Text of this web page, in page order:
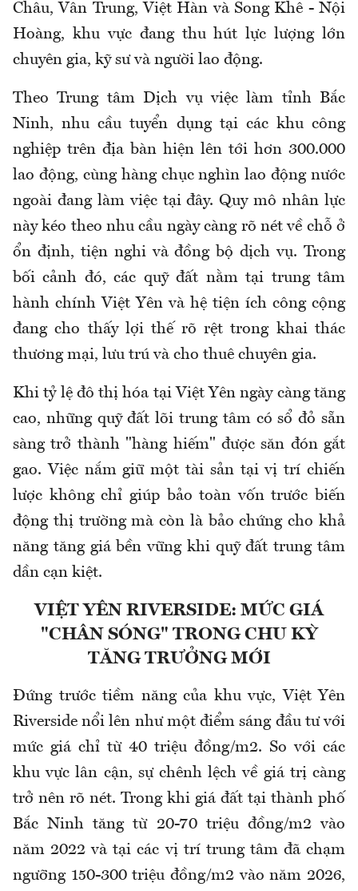
Châu, Vân Trung, Việt Hàn và Song Khê - Nội
Hoàng, khu vực đang thu hút lực lượng lớn
chuyên gia, kỹ sư và người lao động.
Theo Trung tâm Dịch vụ việc làm tỉnh Bắc
Ninh, nhu cầu tuyển dụng tại các khu công
nghiệp trên địa bàn hiện lên tới hơn 300.000
lao động, cùng hàng chục nghìn lao động nước
ngoài đang làm việc tại đây. Quy mô nhân lực
này kéo theo nhu cầu ngày càng rõ nét về chỗ ở
ổn định, tiện nghi và đồng bộ dịch vụ. Trong
bối cảnh đó, các quỹ đất nằm tại trung tâm
hành chính Việt Yên và hệ tiện ích công cộng
đang cho thấy lợi thế rõ rệt trong khai thác
thương mại, lưu trú và cho thuê chuyên gia.
Khi tỷ lệ đô thị hóa tại Việt Yên ngày càng tăng
cao, những quỹ đất lõi trung tâm có sổ đỏ sẵn
sàng trở thành "hàng hiếm" được săn đón gắt
gao. Việc nắm giữ một tài sản tại vị trí chiến
lược không chỉ giúp bảo toàn vốn trước biến
động thị trường mà còn là bảo chứng cho khả
năng tăng giá bền vững khi quỹ đất trung tâm
dần cạn kiệt.
VIỆT YÊN RIVERSIDE: MỨC GIÁ
"CHÂN SÓNG" TRONG CHU KỲ
TĂNG TRƯỞNG MỚI
Đứng trước tiềm năng của khu vực, Việt Yên
Riverside nổi lên như một điểm sáng đầu tư với
mức giá chỉ từ 40 triệu đồng/m2. So với các
khu vực lân cận, sự chênh lệch về giá trị càng
trở nên rõ nét. Trong khi giá đất tại thành phố
Bắc Ninh tăng từ 20-70 triệu đồng/m2 vào
năm 2022 và tại các vị trí trung tâm đã chạm
ngưỡng 150-300 triệu đồng/m2 vào năm 2026,